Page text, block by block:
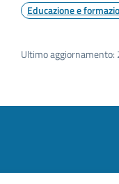
Educazione e
Ultimo aggiornamento: